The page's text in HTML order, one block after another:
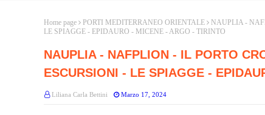
Home page PORTI MEDITERRANEO ORIENTALE
NAUPLIA -
LE SPIAGGE - EPIDAURO - MICENE - ARGO - TIRINTO
NAUPLIA - NAFPLION - IL PORTO
ESCURSIONI - LE SPIAGGE -
Liliana Carla Bettini Marzo 17, 2024